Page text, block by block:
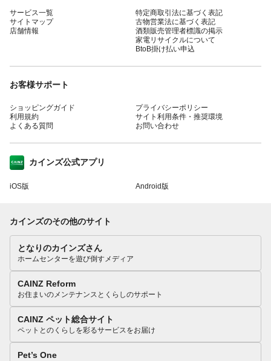
サービス一覧
サイトマップ
店舗情報
特定商取引法に基づく表記
古物営業法に基づく表記
酒類販売管理者標識の掲示
家電リサイクルについて
BtoB掛け払い申込
お客様サポート
ショッピングガイド
利用規約
よくある質問
プライバシーポリシー
サイト利用条件・推奨環境
お問い合わせ
カインズ公式アプリ
iOS版 Android版
カインズのその他のサイト
となりのカインズさん
ホームセンターを遊び倒すメディア
CAINZ Reform
お住まいのメンテナンスとくらしのサポート
CAINZ ペット総合サイト
ペットとのくらしを彩るサービスをお届け
Pet’s One